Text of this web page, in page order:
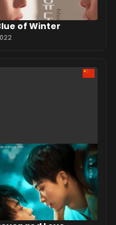
of Winter